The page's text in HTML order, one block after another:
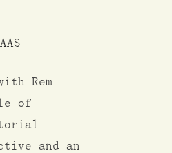
Rem
of
and an